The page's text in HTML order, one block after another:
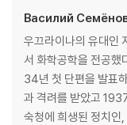
Василий
우끄라이나의 유대인
서 화학공학을 전공했
34년 첫 단편을 발표
과 격려를 받았고
숙청에 희생된 정치인